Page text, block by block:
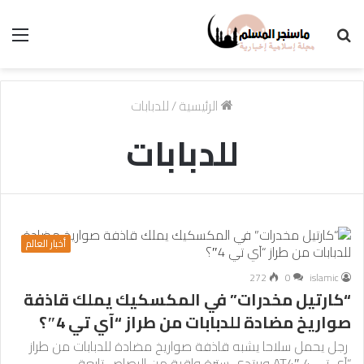
الرئيسية/للدبابات
للدبابات
أخبار العالم
islamic
0
272
“كارتيل مخدرات” في المكسكيك يملك قاذفة
صواريخ مضادة للدبابات من طراز “آي تي 4″؟
رجل يحمل سلاحا يشبه قاذفة صواريخ مضادة للدبابات من طراز